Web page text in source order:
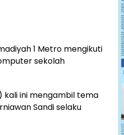
1 Metro mengikuti
sekolah
kali ini mengambil tema
Sandi selaku